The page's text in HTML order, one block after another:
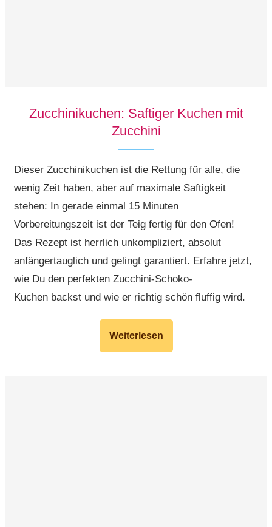
Zucchinikuchen: Saftiger Kuchen mit
Zucchini
Dieser Zucchinikuchen ist die Rettung für alle, die
wenig Zeit haben, aber auf maximale Saftigkeit
stehen: In gerade einmal 15 Minuten
Vorbereitungszeit ist der Teig fertig für den Ofen!
Das Rezept ist herrlich unkompliziert, absolut
anfängertauglich und gelingt garantiert. Erfahre jetzt,
wie Du den perfekten Zucchini-Schoko-
Kuchen backst und wie er richtig schön fluffig wird.
Weiterlesen